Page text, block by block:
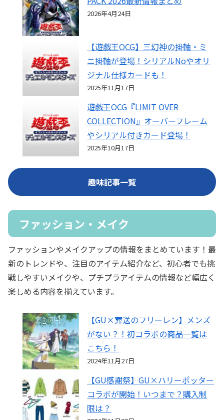
2026年4月24日
【遊戯王OCG】三幻神の掛軸・ミ
ニ掛軸が登場！シリアルNoやオリ
ジナル仕様カードも！
2025年11月17日
遊戯王OCG『LIMIT OVER
COLLECTION』オーバーフレーム
やシリアル付きカード登場！
2025年10月17日
趣味記事一覧
ファッション・メイク
ファッションやメイクアップの情報をまとめています！最
新のトレンドや、注目のアイテム紹介など、初心者でも挑
戦しやすいメイクや、プチプラアイテムの情報など幅広く
楽しめる内容を揃えています。
【GU×葬送のフリーレン】メンズ
がない？！初コラボの商品一覧は
こちら！
2024年11月27日
【GU感謝祭】GU×ハリーポッター
コラボが開始！いつまで？購入制
限は？